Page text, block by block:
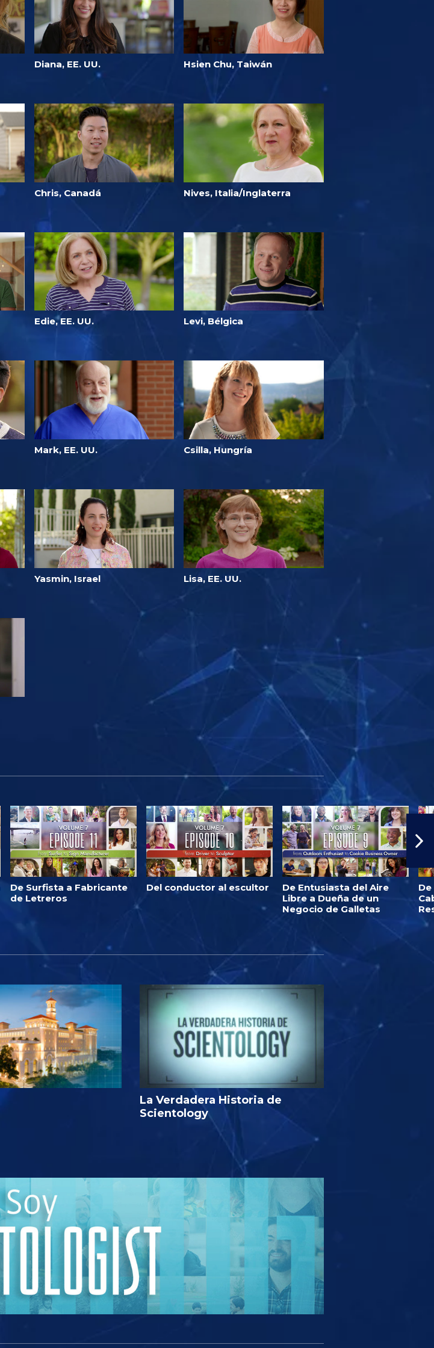
Diana, EE. UU. Hsien Chu, Taiwán
Chris, Canadá Nives, Italia/Inglaterra
Edie, EE. UU. Levi, Bélgica
Mark, EE. UU. Csilla, Hungría
Yasmin, Israel Lisa, EE. UU.
De Surfista a Fabricante
de Letreros
Del conductor al escultor
De Entusiasta del Aire
Libre a Dueña de un
Negocio de Galletas
La Verdadera Historia de
Scientology